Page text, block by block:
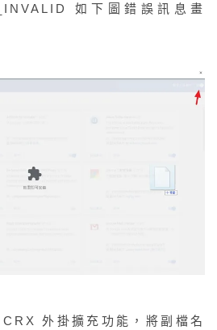
如下圖錯誤訊息畫
外掛擴充功能，將副檔名